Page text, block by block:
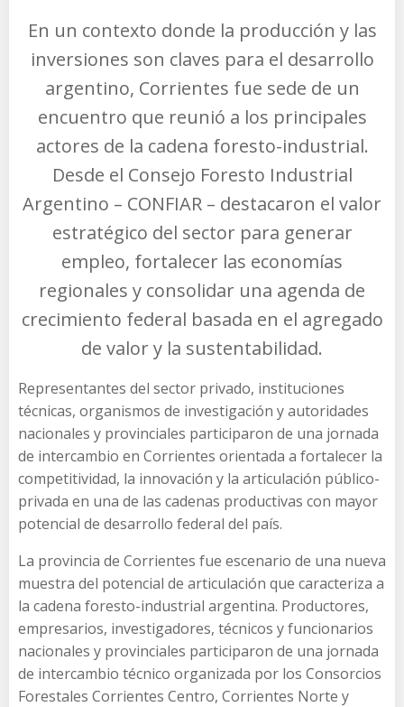
En un contexto donde la producción y las
inversiones son claves para el desarrollo
argentino, Corrientes fue sede de un
encuentro que reunió a los principales
actores de la cadena foresto-industrial.
Desde el Consejo Foresto Industrial
Argentino – CONFIAR – destacaron el valor
estratégico del sector para generar
empleo, fortalecer las economías
regionales y consolidar una agenda de
crecimiento federal basada en el agregado
de valor y la sustentabilidad.
Representantes del sector privado, instituciones
técnicas, organismos de investigación y autoridades
nacionales y provinciales participaron de una jornada
de intercambio en Corrientes orientada a fortalecer la
competitividad, la innovación y la articulación público-
privada en una de las cadenas productivas con mayor
potencial de desarrollo federal del país.
La provincia de Corrientes fue escenario de una nueva
muestra del potencial de articulación que caracteriza a
la cadena foresto-industrial argentina. Productores,
empresarios, investigadores, técnicos y funcionarios
nacionales y provinciales participaron de una jornada
de intercambio técnico organizada por los Consorcios
Forestales Corrientes Centro, Corrientes Norte y